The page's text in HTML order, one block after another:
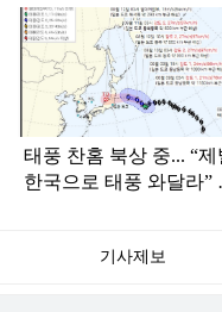
탑
라
인
태풍 찬홈 북상 중... “제
한국으로 태풍 와달라”
기사제보